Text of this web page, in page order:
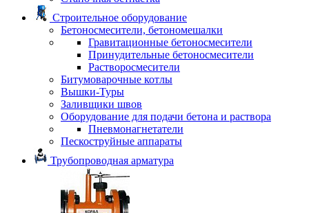
Строительное оборудование
Бетоносмесители, бетономешалки
Гравитационные бетоносмесители
Принудительные бетоносмесители
Растворосмесители
Битумоварочные котлы
Вышки-Туры
Заливщики швов
Оборудование для подачи бетона и раствора
Пневмонагнетатели
Пескоструйные аппараты
Трубопроводная арматура